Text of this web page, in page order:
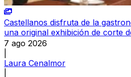
Castellanos disfruta de la
una original exhibición de corte
7 ago 2026
Laura Cenalmor